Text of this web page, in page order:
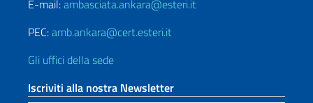
E-mail:ambasciata.ankara@esteri.it
PEC:amb.ankara@cert.esteri.it
Gli uffici della sede
Iscriviti alla nostra Newsletter